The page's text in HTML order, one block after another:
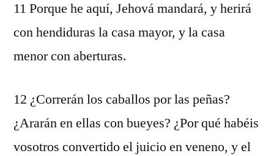
11 Porque he aquí, Jehová mandará, y herirá
con hendiduras la casa mayor, y la casa
menor con aberturas.
12 ¿Correrán los caballos por las peñas?
¿Ararán en ellas con bueyes? ¿Por qué habéis
vosotros convertido el juicio en veneno, y el